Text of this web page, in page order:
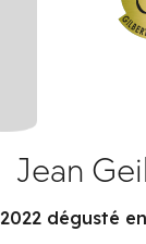
Jean
2022 dégusté